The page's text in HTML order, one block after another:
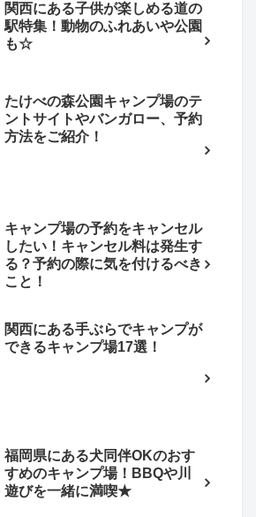
関西にある子供が楽しめる道の
駅特集！動物のふれあいや公園
も☆
たけべの森公園キャンプ場のテ
ントサイトやバンガロー、予約
方法をご紹介！
キャンプ場の予約をキャンセル
したい！キャンセル料は発生す
る？予約の際に気を付けるべき
こと！
関西にある手ぶらでキャンプが
できるキャンプ場17選！
福岡県にある犬同伴OKのおす
すめのキャンプ場！BBQや川
遊びを一緒に満喫★